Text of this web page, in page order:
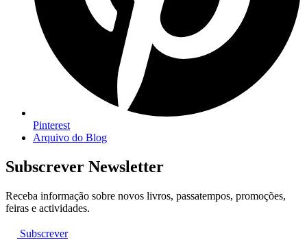
Pinterest
Arquivo do Blog
Subscrever Newsletter
Receba informação sobre novos livros, passatempos, promoções,
feiras e actividades.
Subscrever